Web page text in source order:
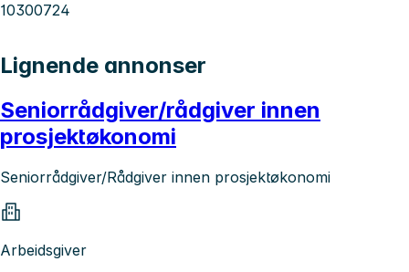
10300724
Lignende annonser
Seniorrådgiver/rådgiver innen
prosjektøkonomi
Seniorrådgiver/Rådgiver innen prosjektøkonomi
Arbeidsgiver